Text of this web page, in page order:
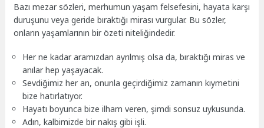
Bazı mezar sözleri, merhumun yaşam felsefesini, hayata karşı
duruşunu veya geride bıraktığı mirası vurgular. Bu sözler,
onların yaşamlarının bir özeti niteliğindedir.
Her ne kadar aramızdan ayrılmış olsa da, bıraktığı miras ve
anılar hep yaşayacak.
Sevdiğimiz her an, onunla geçirdiğimiz zamanın kıymetini
bize hatırlatıyor.
Hayatı boyunca bize ilham veren, şimdi sonsuz uykusunda.
Adın, kalbimizde bir nakış gibi işli.